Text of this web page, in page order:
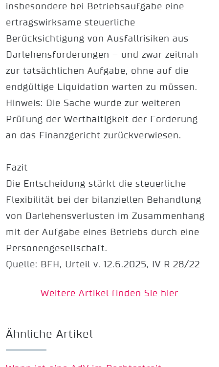
insbesondere bei Betriebsaufgabe eine
ertragswirksame steuerliche
Berücksichtigung von Ausfallrisiken aus
Darlehensforderungen – und zwar zeitnah
zur tatsächlichen Aufgabe, ohne auf die
endgültige Liquidation warten zu müssen.
Hinweis: Die Sache wurde zur weiteren
Prüfung der Werthaltigkeit der Forderung
an das Finanzgericht zurückverwiesen.
Fazit
Die Entscheidung stärkt die steuerliche
Flexibilität bei der bilanziellen Behandlung
von Darlehensverlusten im Zusammenhang
mit der Aufgabe eines Betriebs durch eine
Personengesellschaft.
Quelle: BFH, Urteil v. 12.6.2025, IV R 28/22
Weitere Artikel finden Sie hier
Ähnliche Artikel